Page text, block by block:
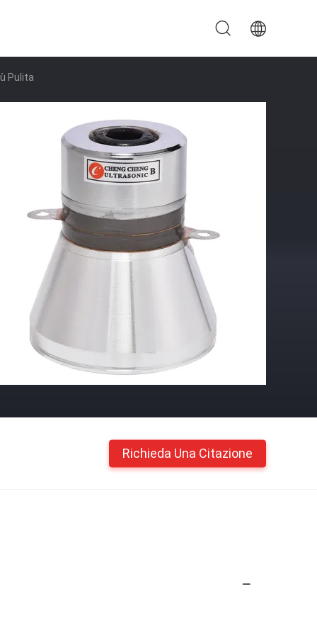
Pulita
Richieda Una Citazione